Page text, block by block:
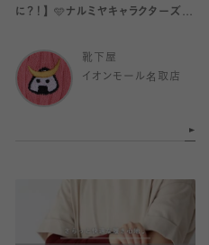
に？！】 🩵ナルミヤキャラクターズ×
靴下屋
イオンモール名取店